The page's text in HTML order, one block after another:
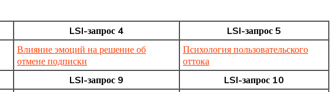
LSI-запрос 4
LSI-запрос 5
Влияние эмоций на решение об
отмене подписки
Психология пользовательского
оттока
LSI-запрос 9
LSI-запрос 10